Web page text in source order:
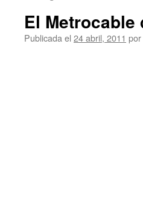
El Metrocable
Publicada el 24 abril, 2011 por